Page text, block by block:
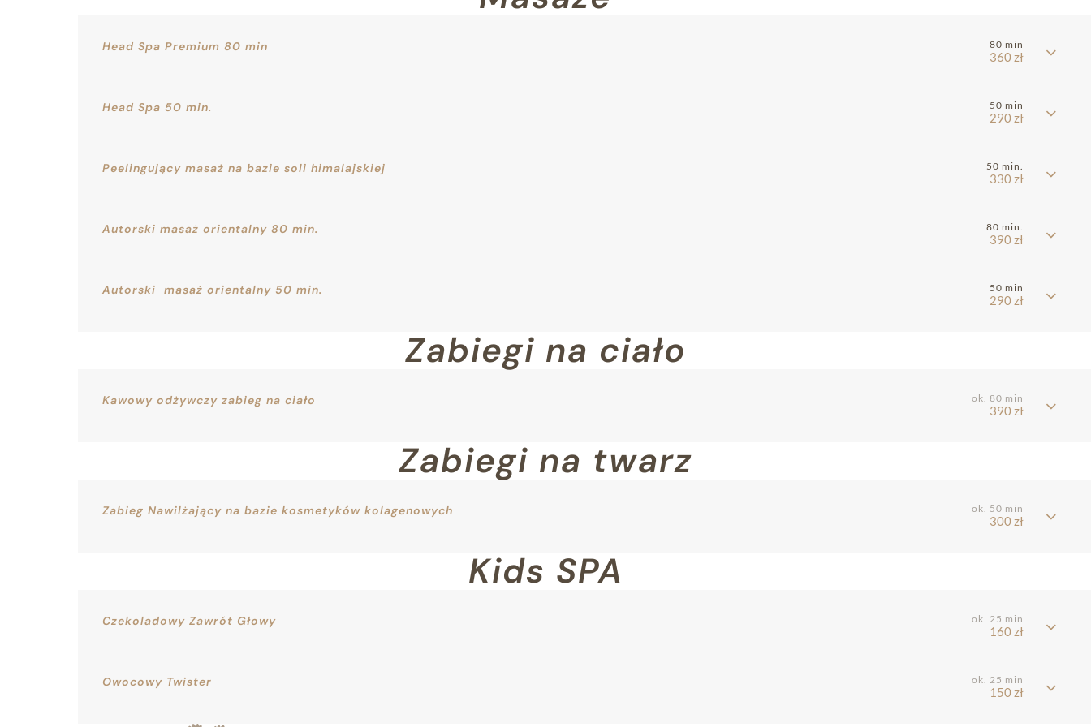
Head Spa Premium 80 min 80 min
360 zł
Head Spa 50 min. 50 min
290 zł
Peelingujący masaż na bazie soli himalajskiej 50 min.
330 zł
Autorski masaż orientalny 80 min. 80 min.
390 zł
Autorski masaż orientalny 50 min. 50 min
290 zł
Zabiegi na ciało
Kawowy odżywczy zabieg na ciało ok. 80 min
390 zł
Zabiegi na twarz
Zabieg Nawilżający na bazie kosmetyków kolagenowych ok. 50 min
300 zł
Kids SPA
Czekoladowy Zawrót Głowy ok. 25 min
160 zł
Owocowy Twister ok. 25 min
150 zł